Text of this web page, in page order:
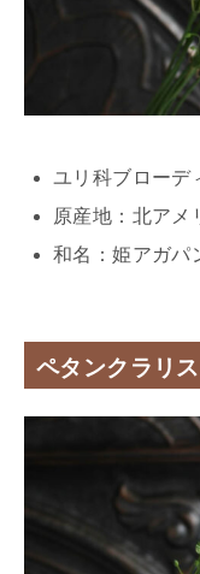
ユリ科ブローデ
原産地：北アメ
和名：姫アガパ
ペタンクラリス